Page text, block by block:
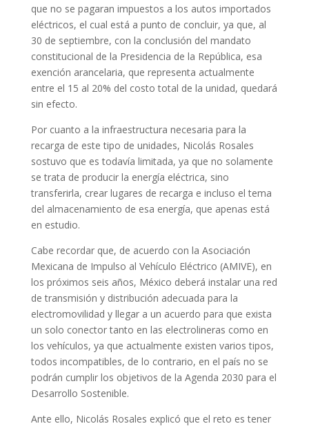
que no se pagaran impuestos a los autos importados
eléctricos, el cual está a punto de concluir, ya que, al
30 de septiembre, con la conclusión del mandato
constitucional de la Presidencia de la República, esa
exención arancelaria, que representa actualmente
entre el 15 al 20% del costo total de la unidad, quedará
sin efecto.
Por cuanto a la infraestructura necesaria para la
recarga de este tipo de unidades, Nicolás Rosales
sostuvo que es todavía limitada, ya que no solamente
se trata de producir la energía eléctrica, sino
transferirla, crear lugares de recarga e incluso el tema
del almacenamiento de esa energía, que apenas está
en estudio.
Cabe recordar que, de acuerdo con la Asociación
Mexicana de Impulso al Vehículo Eléctrico (AMIVE), en
los próximos seis años, México deberá instalar una red
de transmisión y distribución adecuada para la
electromovilidad y llegar a un acuerdo para que exista
un solo conector tanto en las electrolineras como en
los vehículos, ya que actualmente existen varios tipos,
todos incompatibles, de lo contrario, en el país no se
podrán cumplir los objetivos de la Agenda 2030 para el
Desarrollo Sostenible.
Ante ello, Nicolás Rosales explicó que el reto es tener